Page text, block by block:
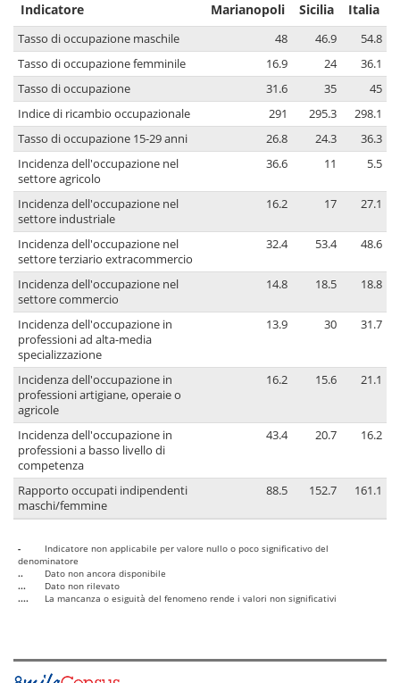
Indicatore Marianopoli Sicilia Italia
Tasso di occupazione maschile 48 46.9
54.8
Tasso di occupazione femminile
16.9 24
36.1
Tasso di occupazione
31.6 35
45
Indice di ricambio occupazionale
291 295.3
298.1
Tasso di occupazione 15-29 anni
26.8 24.3
36.3
Incidenza dell'occupazione nel
settore agricolo
36.6 11 5.5
Incidenza dell'occupazione nel
settore industriale
16.2 17 27.1
Incidenza dell'occupazione nel
settore terziario extracommercio
32.4 53.4 48.6
Incidenza dell'occupazione nel
settore commercio
14.8 18.5 18.8
Incidenza dell'occupazione in
professioni ad alta-media
specializzazione
13.9 30 31.7
Incidenza dell'occupazione in
professioni artigiane, operaie o
agricole
16.2 15.6 21.1
Incidenza dell'occupazione in
professioni a basso livello di
competenza
43.4 20.7 16.2
Rapporto occupati indipendenti
maschi/femmine
88.5 152.7 161.1
-
Indicatore non applicabile per valore nullo o poco significativo del
denominatore
..
Dato non ancora disponibile
...
Dato non rilevato
....
La mancanza o esiguità del fenomeno rende i valori non significativi